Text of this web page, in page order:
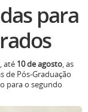
para
até 10 de agosto, as
de Pós-Graduação
para o segundo